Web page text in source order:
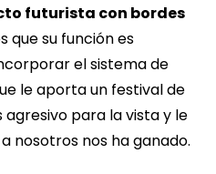
futurista con bordes
que su función es
el sistema de
le aporta un festival de
agresivo para la vista y le
nosotros nos ha ganado.